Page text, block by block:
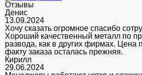
Отзывы
Денис
13.09.2024
Хочу сказать огромное спасибо
Хороший качественный металл по
развода, как в других фирмах. Цена
факту заказа осталась прежняя.
Кирилл
29.06.2024